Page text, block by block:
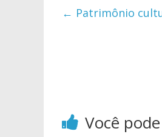
← Patrimônio
Você